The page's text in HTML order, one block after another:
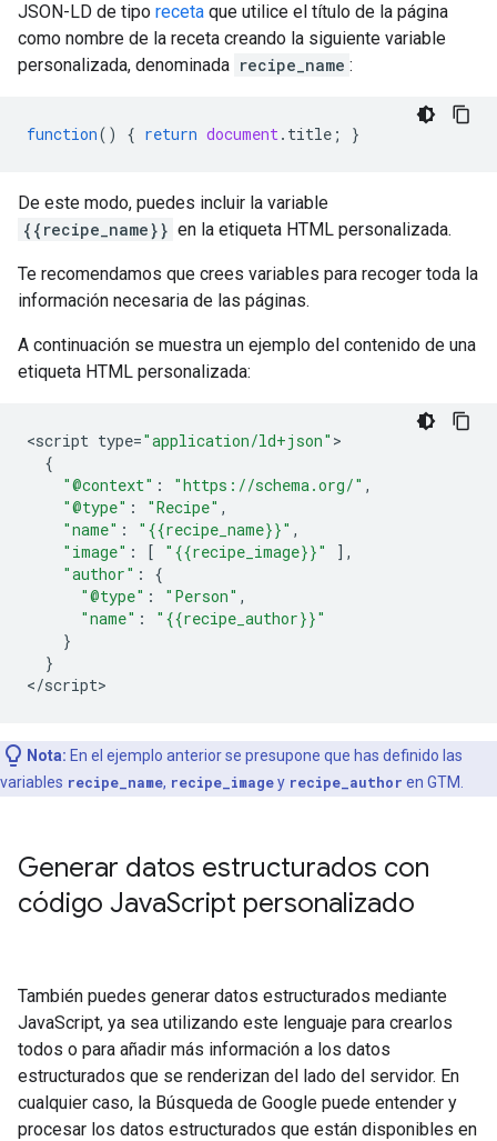
JSON-LD de tipo receta que utilice el título de la página
como nombre de la receta creando la siguiente variable
personalizada, denominada recipe_name :
function() { return document. title ; }
De este modo, puedes incluir la variable
{{recipe_name}} en la etiqueta HTML personalizada.
Te recomendamos que crees variables para recoger toda la
información necesaria de las páginas.
A continuación se muestra un ejemplo del contenido de una
etiqueta HTML personalizada:
<script type="application/ld+json"
{
"@context" : "https://schema.org/" ,
"@type" : "Recipe" ,
"name" : "{{recipe_name}}" ,
"image" : [ "{{recipe_image}}"
],
"author" :
{
"@type" : "Person" ,
"name" :
"{{recipe_author}}"
}
}
</script>
Nota: En el ejemplo anterior se presupone que has definido las
variables recipe_name, recipe_imagey recipe_author en GTM.
Generar datos estructurados con
código JavaScript personalizado
También puedes generar datos estructurados mediante
JavaScript, ya sea utilizando este lenguaje para crearlos
todos o para añadir más información a los datos
estructurados que se renderizan del lado del servidor. En
cualquier caso, la Búsqueda de Google puede entender y
procesar los datos estructurados que están disponibles en